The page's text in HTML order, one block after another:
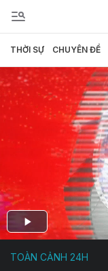
THỜI SỰ CHUYÊN ĐỀ
TOÀN CẢNH 24H